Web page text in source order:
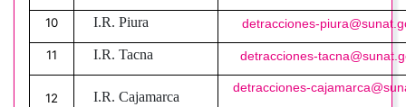
10 I.R. Piura detracciones-
11 I.R. Tacna detracciones-
12 I.R. Cajamarca
detracciones-